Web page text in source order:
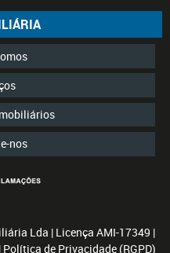
nos
Lda | Licença AMI-17349 |
| Política de Privacidade (RGPD)